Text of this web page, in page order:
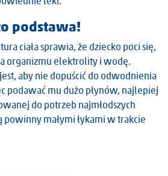
podstawa!
ciała sprawia, że dziecko poci się,
organizmu elektrolity i wodę.
aby nie dopuścić do odwodnienia
podawać mu dużo płynów, najlepiej
do potrzeb najmłodszych
powinny małymi łykami w trakcie